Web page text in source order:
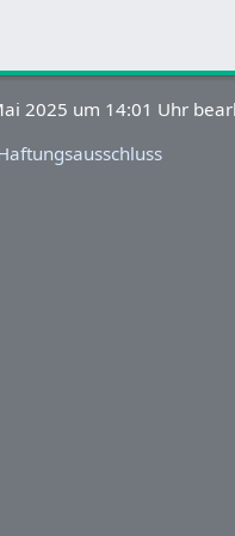
2025 um 14:01 Uhr